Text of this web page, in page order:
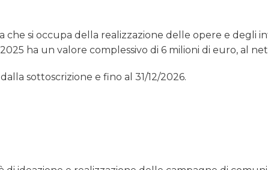
che si occupa della realizzazione delle opere e degli
ha un valore complessivo di 6 milioni di euro, al
sottoscrizione e fino al 31/12/2026.